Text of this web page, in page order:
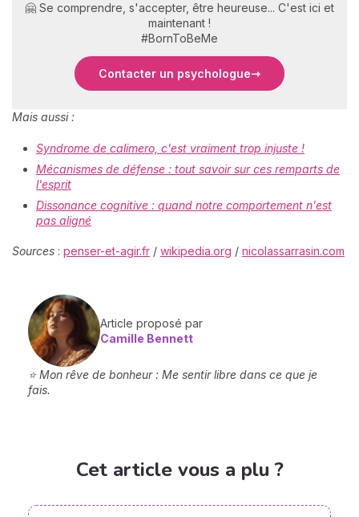
🤗 Se comprendre, s'accepter, être heureuse... C'est ici et
maintenant !
#BornToBeMe
Contacter un psychologue
Mais aussi :
Syndrome de calimero, c'est vraiment trop injuste !
Mécanismes de défense : tout savoir sur ces remparts de
l'esprit
Dissonance cognitive : quand notre comportement n'est
pas aligné
Sources : penser-et-agir.fr / wikipedia.org / nicolassarrasin.com
Article proposé par
Camille Bennett
⭐ Mon rêve de bonheur : Me sentir libre dans ce que je
fais.
Cet article vous a plu ?